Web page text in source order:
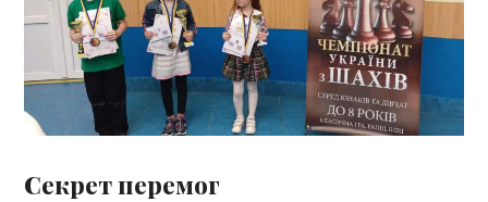
Секрет перемог